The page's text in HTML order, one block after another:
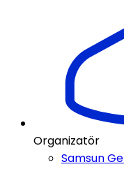
Organizatör
Samsun